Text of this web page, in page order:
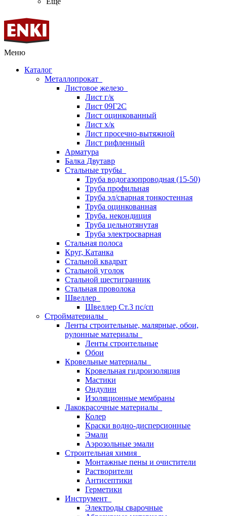
Меню
Каталог
Металлопрокат
Листовое железо
Лист г/к
Лист 09Г2С
Лист оцинкованный
Лист х/к
Лист просечно-вытяжной
Лист рифленный
Арматура
Балка Двутавр
Стальные трубы
Труба водогазопроводная (15-50)
Труба профильная
Труба эл/сварная тонкостенная
Труба оцинкованная
Труба. некондиция
Труба цельнотянутая
Труба электросварная
Стальная полоса
Круг, Катанка
Стальной квадрат
Стальной уголок
Стальной шестигранник
Стальная проволока
Швеллер
Швеллер Ст.3 пс/сп
Стройматериалы
Ленты строительные, малярные, обои,
рулонные материалы
Ленты строительные
Обои
Кровельные материалы
Кровельная гидроизоляция
Мастики
Ондулин
Изоляционные мембраны
Лакокрасочные материалы
Колер
Краски водно-дисперсионные
Эмали
Аэрозольные эмали
Строительная химия
Монтажные пены и очистители
Растворители
Антисептики
Герметики
Инструмент
Электроды сварочные